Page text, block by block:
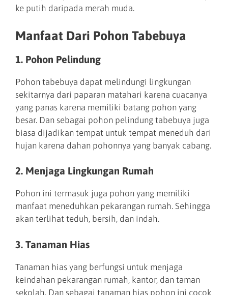
ke putih daripada merah muda.
Manfaat Dari Pohon Tabebuya
1. Pohon Pelindung
Pohon tabebuya dapat melindungi lingkungan
sekitarnya dari paparan matahari karena cuacanya
yang panas karena memiliki batang pohon yang
besar. Dan sebagai pohon pelindung tabebuya juga
biasa dijadikan tempat untuk tempat meneduh dari
hujan karena dahan pohonnya yang banyak cabang.
2. Menjaga Lingkungan Rumah
Pohon ini termasuk juga pohon yang memiliki
manfaat meneduhkan pekarangan rumah. Sehingga
akan terlihat teduh, bersih, dan indah.
3. Tanaman Hias
Tanaman hias yang berfungsi untuk menjaga
keindahan pekarangan rumah, kantor, dan taman
sekolah. Dan sebagai tanaman hias pohon ini cocok